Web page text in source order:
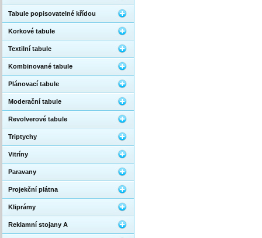
Tabule popisovatelné křídou
Korkové tabule
Textilní tabule
Kombinované tabule
Plánovací tabule
Moderační tabule
Revolverové tabule
Triptychy
Vitríny
Paravany
Projekční plátna
Kliprámy
Reklamní stojany A